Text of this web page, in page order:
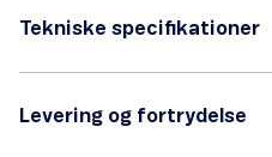
Tekniske specifikationer
Levering og fortrydelse